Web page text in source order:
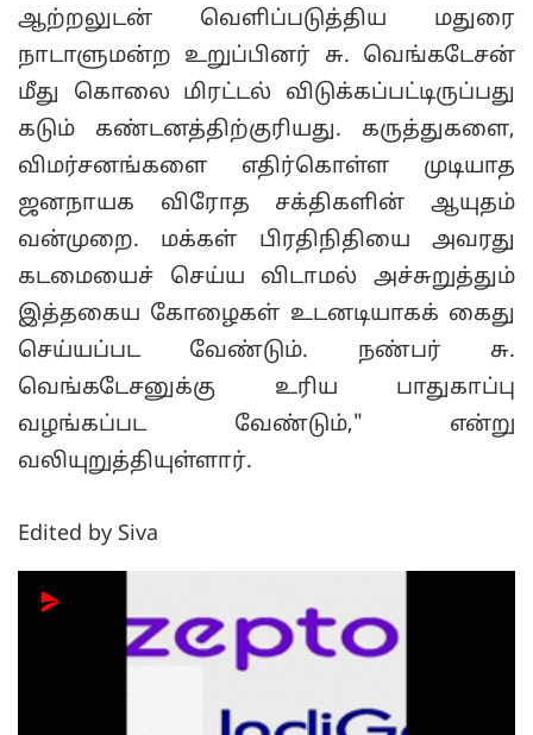
ஆற்றலுடன் வெளிப்படுத்திய மதுரை
நாடாளுமன்ற உறுப்பினர் சு. வெங்கடேசன்
மீது கொலை மிரட்டல் விடுக்கப்பட்டிருப்பது
கடும் கண்டனத்திற்குரியது. கருத்துகளை,
விமர்சனங்களை எதிர்கொள்ள முடியாத
ஜனநாயக விரோத சக்திகளின் ஆயுதம்
வன்முறை. மக்கள் பிரதிநிதியை அவரது
கடமையைச் செய்ய விடாமல் அச்சுறுத்தும்
இத்தகைய கோழைகள் உடனடியாகக் கைது
செய்யப்பட வேண்டும். நண்பர் சு.
வெங்கடேசனுக்கு உரிய பாதுகாப்பு
வழங்கப்பட வேண்டும்," என்று
வலியுறுத்தியுள்ளார்.
Edited by Siva